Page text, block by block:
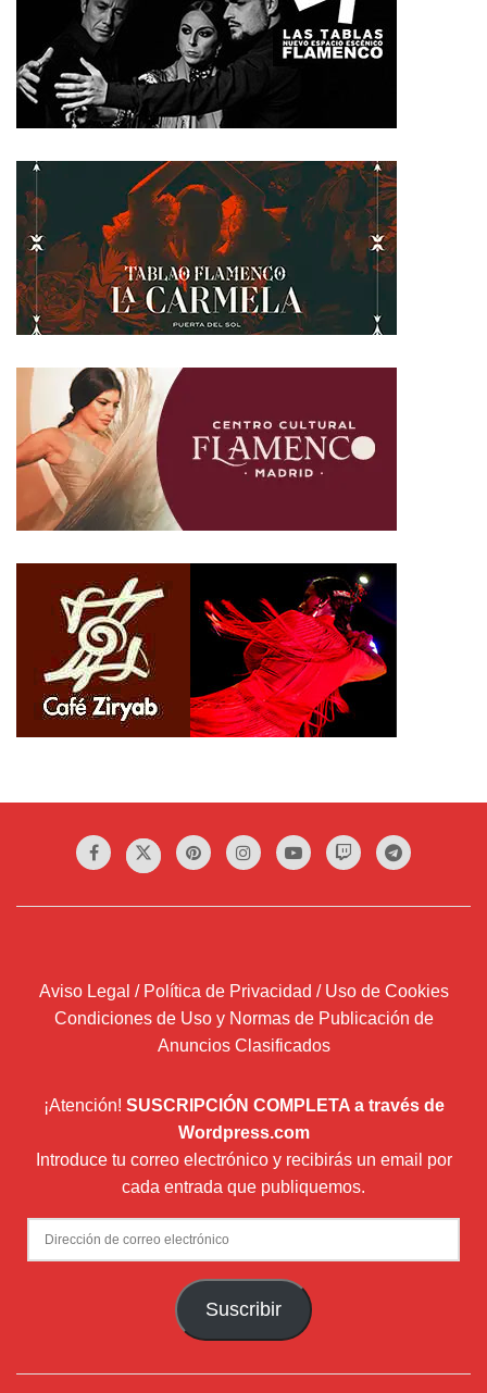
Aviso Legal / Política de Privacidad / Uso de Cookies
Condiciones de Uso y Normas de Publicación de
Anuncios Clasificados
¡Atención! SUSCRIPCIÓN COMPLETA a través de
Wordpress.com
Introduce tu correo electrónico y recibirás un email por
cada entrada que publiquemos.
Dirección
de
Suscribir